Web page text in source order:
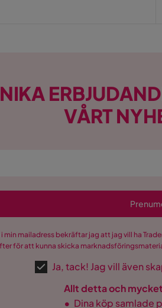
VÅRT
min mailadress bekräftar jag att jag vill ha
för att kunna skicka
Ja, tack! Jag vill även
Allt detta och
• Dina köp samlade